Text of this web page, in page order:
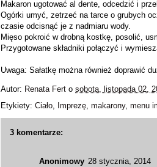
Makaron ugotować al dente, odcedzić i
Ogórki umyć, zetrzeć na tarce o grubych
czasie odcisnąć je z nadmiaru wody.
Mięso pokroić w drobną kostkę, posolić,
Przygotowane składniki połączyć i
Uwaga: Sałatkę można również doprawić
Autor: Renata Fert o sobota, listopada 02,
Etykiety: Ciało, Imprezę, makarony, menu
3 komentarze:
Anonimowy 28 stycznia, 2014